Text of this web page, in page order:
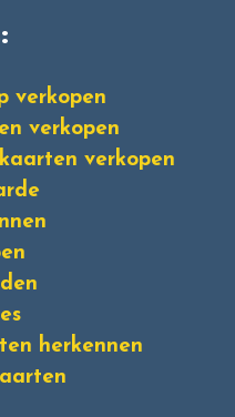
verkopen
verkopen
verkopen
herkennen